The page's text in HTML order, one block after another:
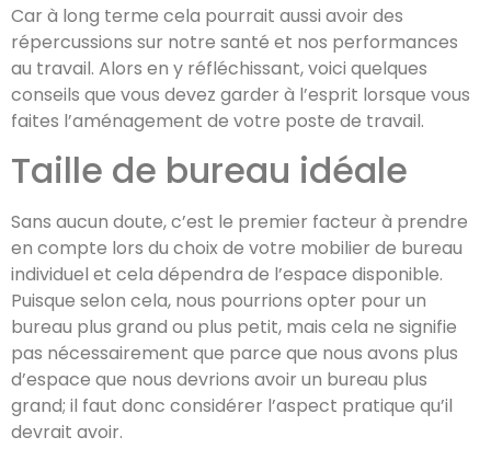
Car à long terme cela pourrait aussi avoir des
répercussions sur notre santé et nos performances
au travail. Alors en y réfléchissant, voici quelques
conseils que vous devez garder à l’esprit lorsque vous
faites l’aménagement de votre poste de travail.
Taille de bureau idéale
Sans aucun doute, c’est le premier facteur à prendre
en compte lors du choix de votre mobilier de bureau
individuel et cela dépendra de l’espace disponible.
Puisque selon cela, nous pourrions opter pour un
bureau plus grand ou plus petit, mais cela ne signifie
pas nécessairement que parce que nous avons plus
d’espace que nous devrions avoir un bureau plus
grand; il faut donc considérer l’aspect pratique qu’il
devrait avoir.